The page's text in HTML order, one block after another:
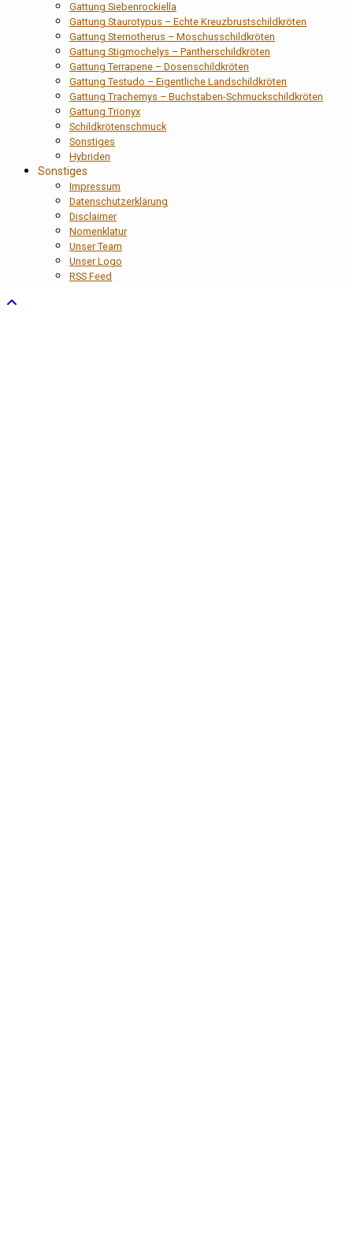
Gattung Siebenrockiella
Gattung Staurotypus – Echte Kreuzbrustschildkröten
Gattung Sternotherus – Moschusschildkröten
Gattung Stigmochelys – Pantherschildkröten
Gattung Terrapene – Dosenschildkröten
Gattung Testudo – Eigentliche Landschildkröten
Gattung Trachemys – Buchstaben-Schmuckschildkröten
Gattung Trionyx
Schildkrötenschmuck
Sonstiges
Hybriden
Sonstiges
Impressum
Datenschutzerklärung
Disclaimer
Nomenklatur
Unser Team
Unser Logo
RSS Feed